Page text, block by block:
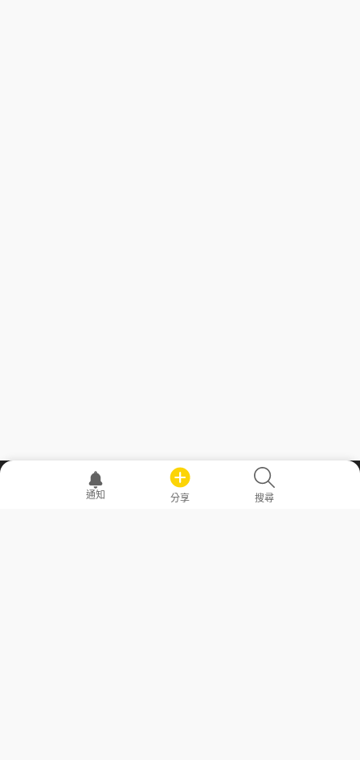
職場透明化運動
通知 分享 搜尋